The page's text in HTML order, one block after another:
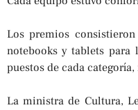
Los premios
notebooks y tablets para
puestos de cada
La ministra de Cultura,